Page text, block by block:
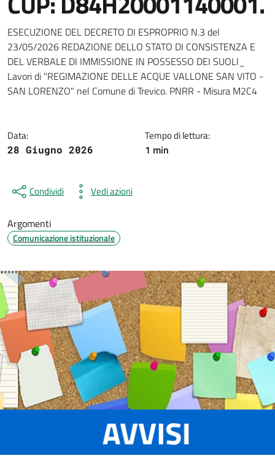
Dettagli della notizia
ESECUZIONE DEL DECRETO DI ESPROPRIO N.3 del
23/05/2026 REDAZIONE DELLO STATO DI CONSISTENZA E
DEL VERBALE DI IMMISSIONE IN POSSESSO DEI SUOLI_
Lavori di "REGIMAZIONE DELLE ACQUE VALLONE SAN VITO -
SAN LORENZO" nel Comune di Trevico. PNRR - Misura M2C4
Data:
28 Giugno 2026
Tempo di lettura:
1 min
Condividi Vedi azioni
Argomenti
Comunicazione istituzionale